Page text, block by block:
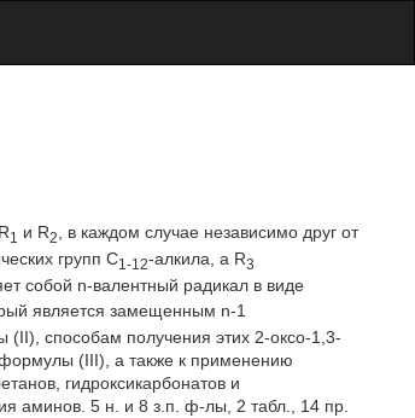
1 и R2
, в каждом случае независимо друг от
групп С1-12-алкила, a R3
собой n-валентный радикал в виде
является замещенным n-1
способам получения этих 2-оксо-1,3-
формулы (III), а также к применению
гидроксикарбонатов и
аминов. 5 н. и 8 з.п. ф-лы, 2 табл., 14 пр.